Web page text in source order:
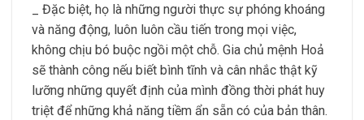
_ Đặc biệt, họ là những người thực sự phóng khoáng
và năng động, luôn luôn cầu tiến trong mọi việc,
không chịu bó buộc ngồi một chỗ. Gia chủ mệnh Hoả
sẽ thành công nếu biết bình tĩnh và cân nhắc thật kỹ
lưỡng những quyết định của mình đồng thời phát huy
triệt để những khả năng tiềm ẩn sẵn có của bản thân.